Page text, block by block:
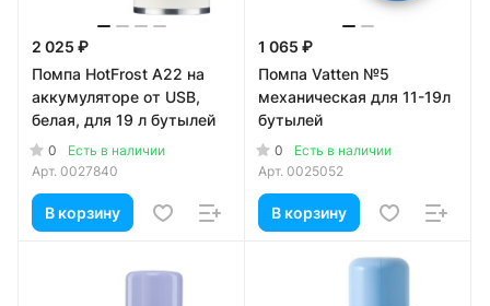
2 025 ₽
Помпа HotFrost A22 на
аккумуляторе от USB,
белая, для 19 л бутылей
0
Есть в наличии
Арт. 0027840
В корзину
1 065 ₽
Помпа Vatten №5
механическая для 11-19л
бутылей
0
Есть в наличии
Арт. 0025052
В корзину